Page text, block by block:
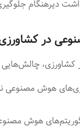
دیرهنگام
در
چالش‌هایی
هوش مصنوعی
هوش